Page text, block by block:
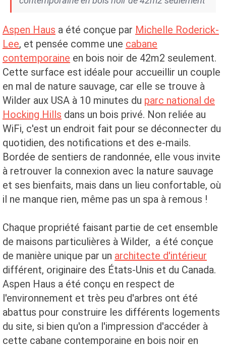
Aspen Haus a été conçue par Michelle Roderick-
Lee, et pensée comme une cabane
contemporaine en bois noir de 42m2 seulement.
Cette surface est idéale pour accueillir un couple
en mal de nature sauvage, car elle se trouve à
Wilder aux USA à 10 minutes du parc national de
Hocking Hills dans un bois privé. Non reliée au
WiFi, c'est un endroit fait pour se déconnecter du
quotidien, des notifications et des e-mails.
Bordée de sentiers de randonnée, elle vous invite
à retrouver la connexion avec la nature sauvage
et ses bienfaits, mais dans un lieu confortable, où
il ne manque rien, même pas un spa à remous !
Chaque propriété faisant partie de cet ensemble
de maisons particulières à Wilder, a été conçue
de manière unique par un architecte d'intérieur
différent, originaire des États-Unis et du Canada.
Aspen Haus a été conçu en respect de
l'environnement et très peu d'arbres ont été
abattus pour construire les différents logements
du site, si bien qu'on a l'impression d'accéder à
cette cabane contemporaine en bois noir en